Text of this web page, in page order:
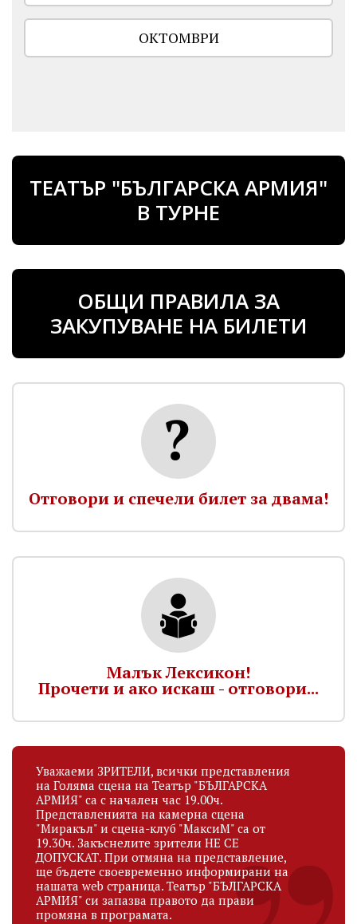
ОКТОМВРИ
ТЕАТЪР "БЪЛГАРСКА АРМИЯ"
В ТУРНЕ
ОБЩИ ПРАВИЛА ЗА
ЗАКУПУВАНЕ НА БИЛЕТИ
Отговори и спечели билет за двама!
Малък Лексикон!
Прочети и ако искаш - отговори...
Уважаеми ЗРИТЕЛИ, всички представления
на Голяма сцена на Театър "БЪЛГАРСКА
АРМИЯ" са с начален час 19.00ч.
Представленията на камерна сцена
"Миракъл" и сцена-клуб "МаксиМ" са от
19.30ч. Закъснелите зрители НЕ СЕ
ДОПУСКАТ. При отмяна на представление,
ще бъдете своевременно информирани на
нашата web страница. Театър "БЪЛГАРСКА
АРМИЯ" си запазва правото да прави
промяна в програмата.